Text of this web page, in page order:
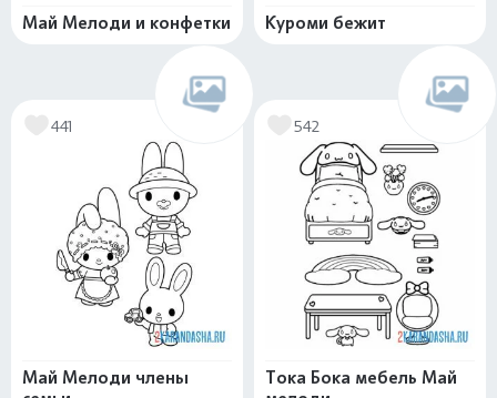
Май Мелоди и конфетки Куроми бежит
441
Май Мелоди члены
542
Тока Бока мебель Май